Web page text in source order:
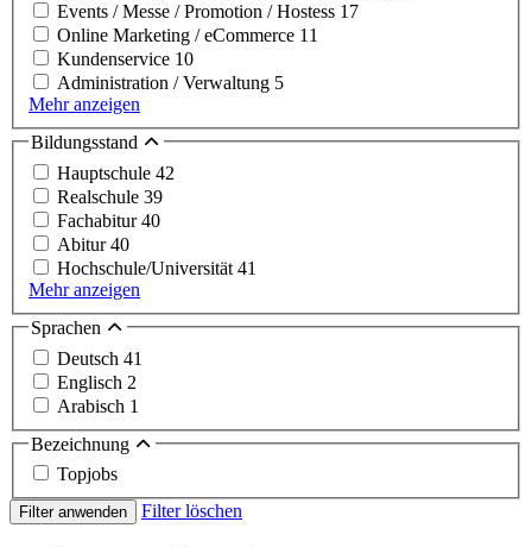
Events / Messe / Promotion / Hostess 17
Online Marketing / eCommerce 11
Kundenservice 10
Administration / Verwaltung 5
Mehr anzeigen
Bildungsstand
Hauptschule 42
Realschule 39
Fachabitur40
Abitur40
Hochschule/Universität 41
Mehr anzeigen
Sprachen
Deutsch 41
Englisch 2
Arabisch 1
Bezeichnung
Topjobs
Filter anwenden Filter löschen